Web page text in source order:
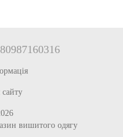
вишитого одягу